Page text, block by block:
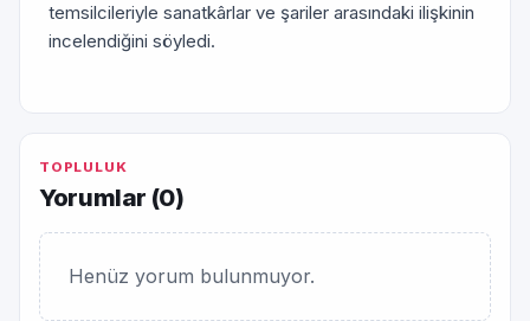
temsilcileriyle sanatkârlar ve şariler arasındaki ilişkinin
incelendiğini söyledi.
TOPLULUK
Yorumlar (0)
Henüz yorum bulunmuyor.